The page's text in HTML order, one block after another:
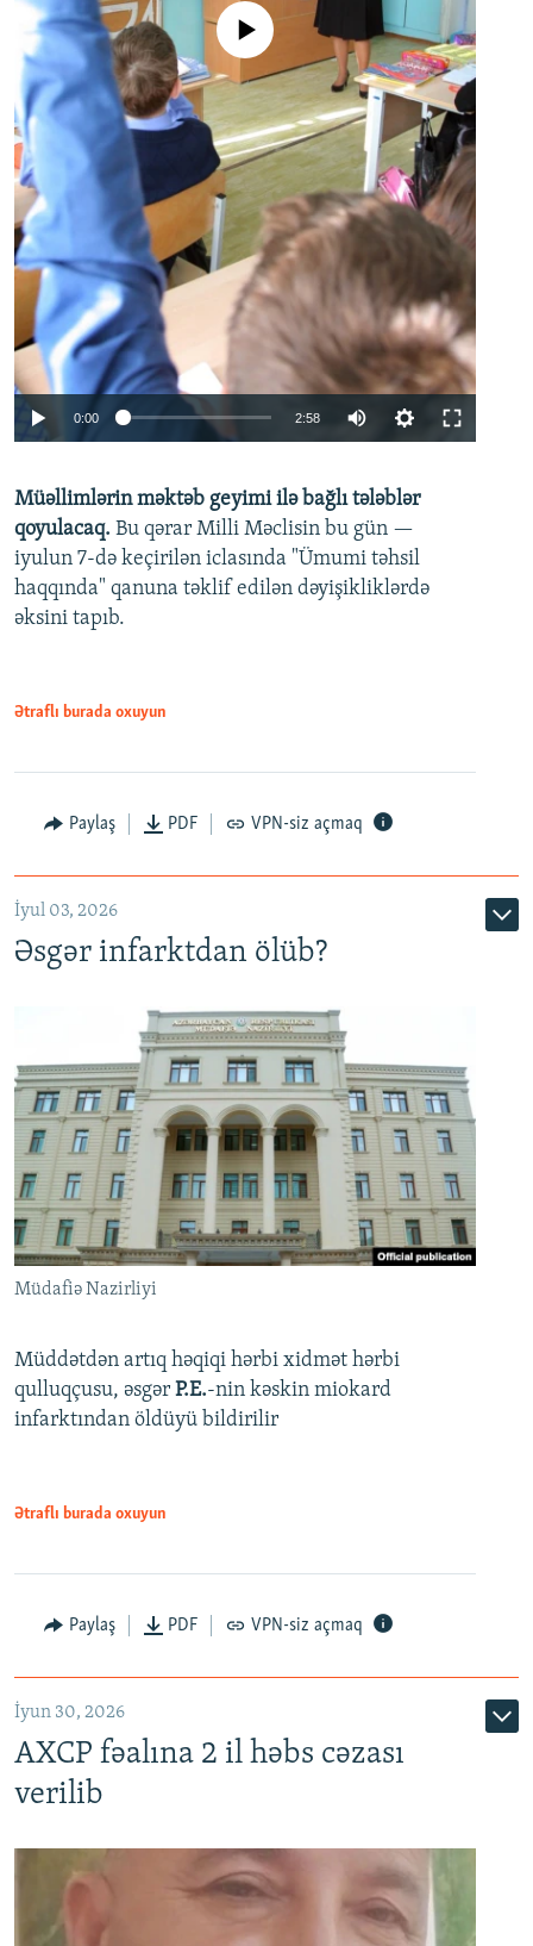
Auto 240p 360p 480p
720p 1080p
No media source currently available
0:00 2:58
360p
480p
720p
Müəllimlərin məktəb geyimi ilə bağlı tələblər
qoyulacaq. Bu qərar Milli Məclisin bu gün —
iyulun 7-də keçirilən iclasında "Ümumi təhsil
haqqında" qanuna təklif edilən dəyişikliklərdə
əksini tapıb.
Ətraflı burada oxuyun
Paylaş PDF VPN-siz açmaq
İyul 03, 2026
Əsgər infarktdan ölüb?
Müdafiə Nazirliyi
Müddətdən artıq həqiqi hərbi xidmət hərbi
qulluqçusu, əsgər P.E.-nin kəskin miokard
infarktından öldüyü bildirilir
Ətraflı burada oxuyun
Paylaş PDF VPN-siz açmaq
İyun 30, 2026
AXCP fəalına 2 il həbs cəzası
verilib